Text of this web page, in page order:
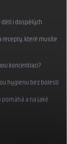
dětí i dospělých
recepty, které musíte
koncentraci?
hygienu bez bolesti
pomáhá a na jaké